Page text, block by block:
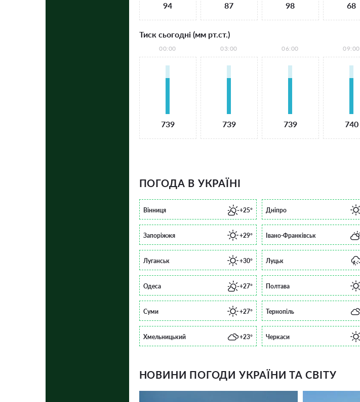
94 87 98 68
Тиск сьогодні (мм рт.ст.)
00:00
739
03:00
739
06:00
739
09:00
740
ПОГОДА В УКРАЇНІ
Вінниця +25° Дніпро
Запоріжжя +29° Івано-Франківськ
Луганськ +30° Луцьк
Одеса +27° Полтава
Суми +27° Тернопіль
Хмельницький +23° Черкаси
НОВИНИ ПОГОДИ УКРАЇНИ ТА СВІТУ